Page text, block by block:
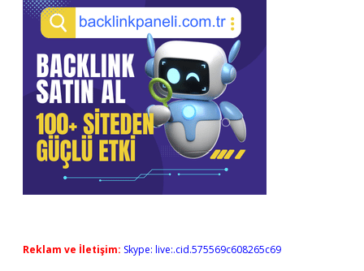
Reklam ve İletişim: Skype: live:.cid.575569c608265c69